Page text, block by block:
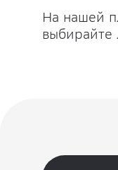
На нашей
выбирайте